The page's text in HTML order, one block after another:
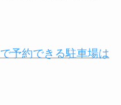
予約できる駐車場は